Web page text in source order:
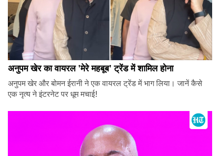
अनुपम खेर का वायरल 'मेरे महबूब' ट्रेंड में शामिल होना
अनुपम खेर और बोमन ईरानी ने एक वायरल ट्रेंड में भाग लिया। जानें कैसे
एक नृत्य ने इंटरनेट पर धूम मचाई!